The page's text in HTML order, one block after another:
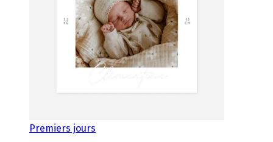
Premiers jours